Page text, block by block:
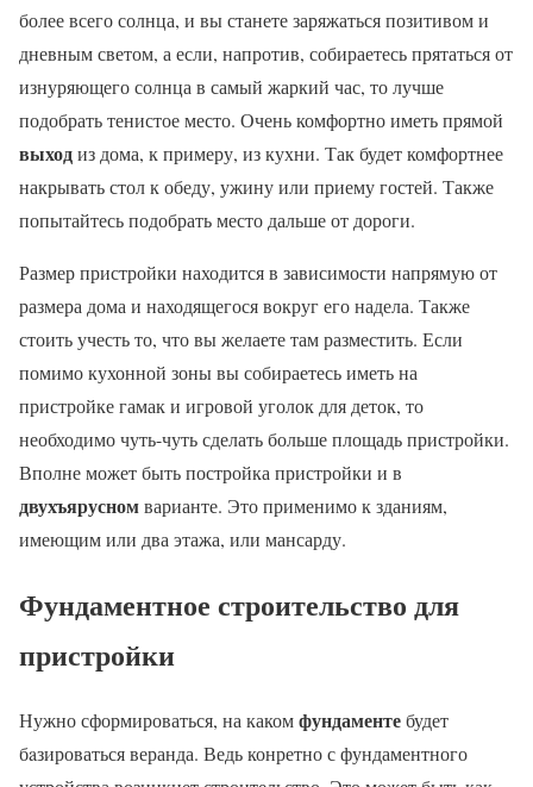
более всего солнца, и вы станете заряжаться позитивом и
дневным светом, а если, напротив, собираетесь прятаться от
изнуряющего солнца в самый жаркий час, то лучше
подобрать тенистое место. Очень комфортно иметь прямой
выходиз дома, к примеру, из кухни. Так будет комфортнее
накрывать стол к обеду, ужину или приему гостей. Также
попытайтесь подобрать место дальше от дороги.
Размер пристройки находится в зависимости напрямую от
размера дома и находящегося вокруг его надела. Также
стоить учесть то, что вы желаете там разместить. Если
помимо кухонной зоны вы собираетесь иметь на
пристройке гамак и игровой уголок для деток, то
необходимо чуть-чуть сделать больше площадь пристройки.
Вполне может быть постройка пристройки и в
двухъярусномварианте. Это применимо к зданиям,
имеющим или два этажа, или мансарду.
Фундаментное строительство для
пристройки
Нужно сформироваться, на какомфундаментебудет
бaзироваться веранда. Ведь конретно с фундаментного